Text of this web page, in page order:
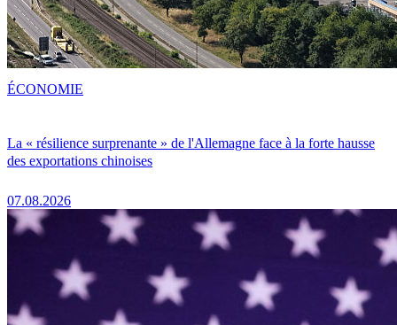
La « résilience surprenante » de l'Allemagne face à la forte hausse
des exportations chinoises
07.08.2026
ÉCONOMIE